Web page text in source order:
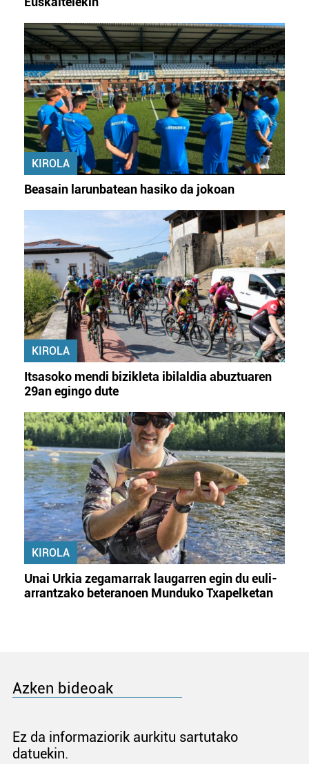
KIROLA
Beasain larunbatean hasiko da jokoan
KIROLA
Itsasoko mendi bizikleta ibilaldia abuztuaren
29an egingo dute
KIROLA
Unai Urkia zegamarrak laugarren egin du euli-
arrantzako beteranoen Munduko Txapelketan
Azken bideoak
Ez da informaziorik aurkitu sartutako
datuekin.